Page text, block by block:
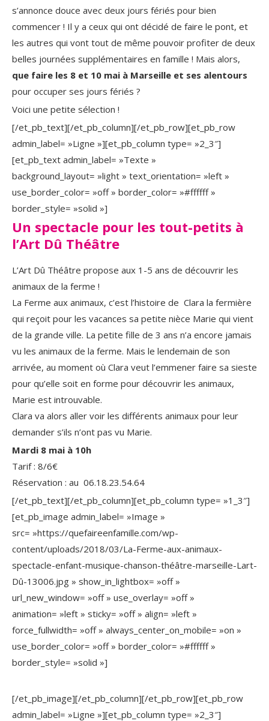
s’annonce douce avec deux jours fériés pour bien
commencer ! Il y a ceux qui ont décidé de faire le pont, et
les autres qui vont tout de même pouvoir profiter de deux
belles journées supplémentaires en famille ! Mais alors,
que faire les 8 et 10 mai à Marseille et ses alentours
pour occuper ses jours fériés ?
Voici une petite sélection !
[/et_pb_text][/et_pb_column][/et_pb_row][et_pb_row
admin_label= »Ligne »][et_pb_column type= »2_3″]
[et_pb_text admin_label= »Texte »
background_layout= »light » text_orientation= »left »
use_border_color= »off » border_color= »#ffffff »
border_style= »solid »]
Un spectacle pour les tout-petits à
l’Art Dû Théâtre
L’Art Dû Théâtre propose aux 1-5 ans de découvrir les
animaux de la ferme !
La Ferme aux animaux, c’est l’histoire de Clara la fermière
qui reçoit pour les vacances sa petite nièce Marie qui vient
de la grande ville. La petite fille de 3 ans n’a encore jamais
vu les animaux de la ferme. Mais le lendemain de son
arrivée, au moment où Clara veut l’emmener faire sa sieste
pour qu’elle soit en forme pour découvrir les animaux,
Marie est introuvable.
Clara va alors aller voir les différents animaux pour leur
demander s’ils n’ont pas vu Marie.
Mardi 8 mai à 10h
Tarif : 8/6€
Réservation : au 06.18.23.54.64
[/et_pb_text][/et_pb_column][et_pb_column type= »1_3″]
[et_pb_image admin_label= »Image »
src= »https://quefaireenfamille.com/wp-
content/uploads/2018/03/La-Ferme-aux-animaux-
spectacle-enfant-musique-chanson-théâtre-marseille-Lart-
Dû-13006.jpg » show_in_lightbox= »off »
url_new_window= »off » use_overlay= »off »
animation= »left » sticky= »off » align= »left »
force_fullwidth= »off » always_center_on_mobile= »on »
use_border_color= »off » border_color= »#ffffff »
border_style= »solid »]
[/et_pb_image][/et_pb_column][/et_pb_row][et_pb_row
admin_label= »Ligne »][et_pb_column type= »2_3″]